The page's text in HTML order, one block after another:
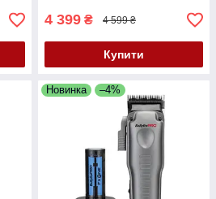
4 399 ₴ 4 599 ₴
Купити
Новинка –4%